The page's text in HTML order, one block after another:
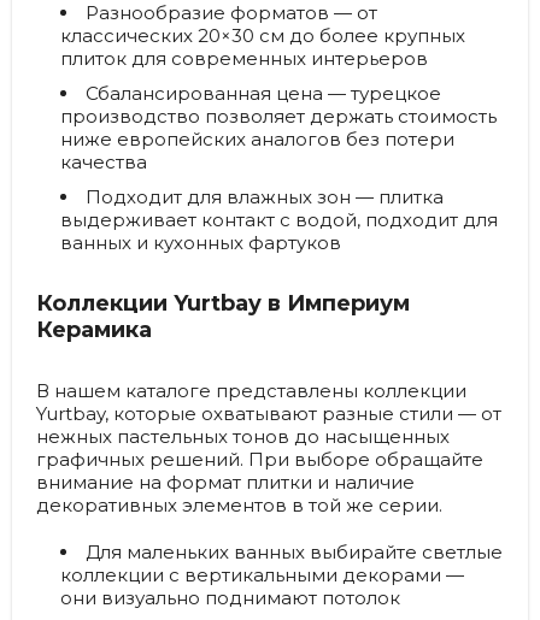
Разнообразие форматов — от
классических 20×30 см до более крупных
плиток для современных интерьеров
Сбалансированная цена — турецкое
производство позволяет держать стоимость
ниже европейских аналогов без потери
качества
Подходит для влажных зон — плитка
выдерживает контакт с водой, подходит для
ванных и кухонных фартуков
Коллекции Yurtbay в Империум
Керамика
В нашем каталоге представлены коллекции
Yurtbay, которые охватывают разные стили — от
нежных пастельных тонов до насыщенных
графичных решений. При выборе обращайте
внимание на формат плитки и наличие
декоративных элементов в той же серии.
Для маленьких ванных выбирайте светлые
коллекции с вертикальными декорами —
они визуально поднимают потолок